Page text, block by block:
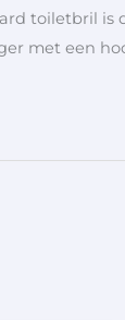
toiletbril is
met een